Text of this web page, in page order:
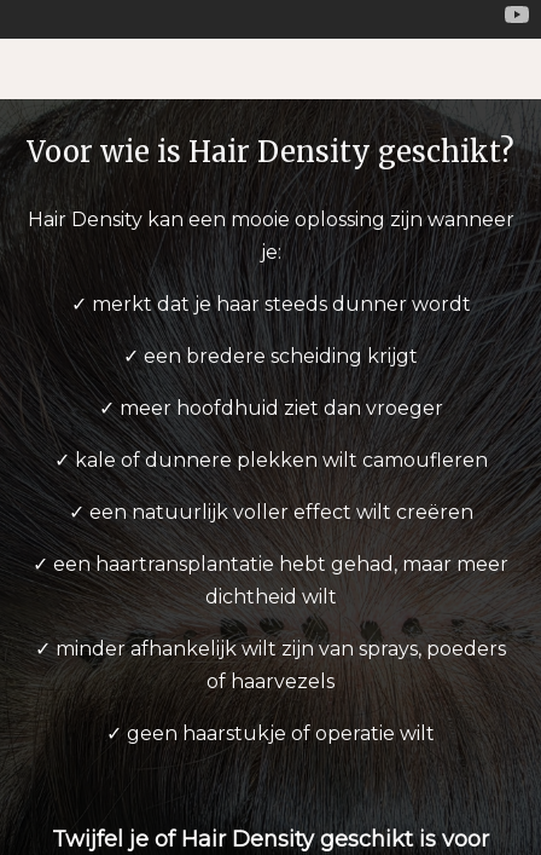
Voor wie is Hair Density geschikt?
Hair Density kan een mooie oplossing zijn wanneer
je:
✓ merkt dat je haar steeds dunner wordt
✓ een bredere scheiding krijgt
✓ meer hoofdhuid ziet dan vroeger
✓ kale of dunnere plekken wilt camoufleren
✓ een natuurlijk voller effect wilt creëren
✓ een haartransplantatie hebt gehad, maar meer
dichtheid wilt
✓ minder afhankelijk wilt zijn van sprays, poeders
of haarvezels
✓ geen haarstukje of operatie wilt
Twijfel je of Hair Density geschikt is voor